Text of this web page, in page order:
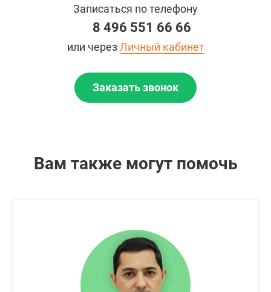
Записаться по телефону
8 496 551 66 66
или черезЛичный кабинет
Заказать звонок
Вам также могут помочь